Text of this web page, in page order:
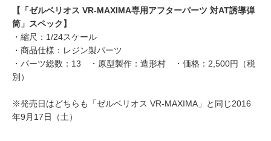
【「ゼルベリオス VR-MAXIMA専用アフターパーツ 対AT誘導弾
筒」スペック】
・縮尺：1/24スケール
・商品仕様：レジン製パーツ
・パーツ総数：13 ・原型製作：造形村 ・価格：2,500円（税
別）
※発売日はどちらも「ゼルベリオス VR-MAXIMA」と同じ2016
年9月17日（土）